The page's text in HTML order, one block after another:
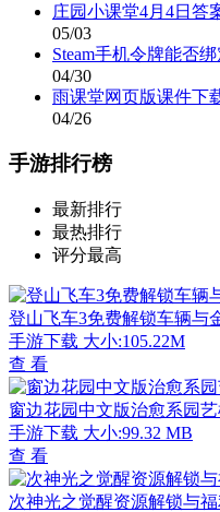
庄园小课堂4月4日答
05/03
Steam手机令牌能否
04/30
雨课堂网页版课件下
04/26
手游排行榜
最新排行
最热排行
评分最高
登山飞车3免费解锁车辆与
手游下载 大小:105.22M
查 看
窗边花园中文版治愈系园
手游下载 大小:99.32 MB
查 看
次神光之觉醒资源解锁与